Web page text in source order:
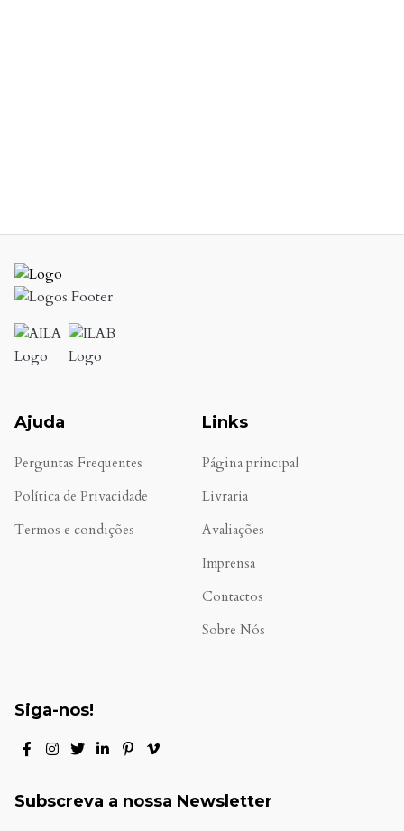
Ajuda
Perguntas Frequentes
Política de Privacidade
Termos e condições
Links
Página principal
Livraria
Avaliações
Imprensa
Contactos
Sobre Nós
Siga-nos!
Subscreva a nossa Newsletter